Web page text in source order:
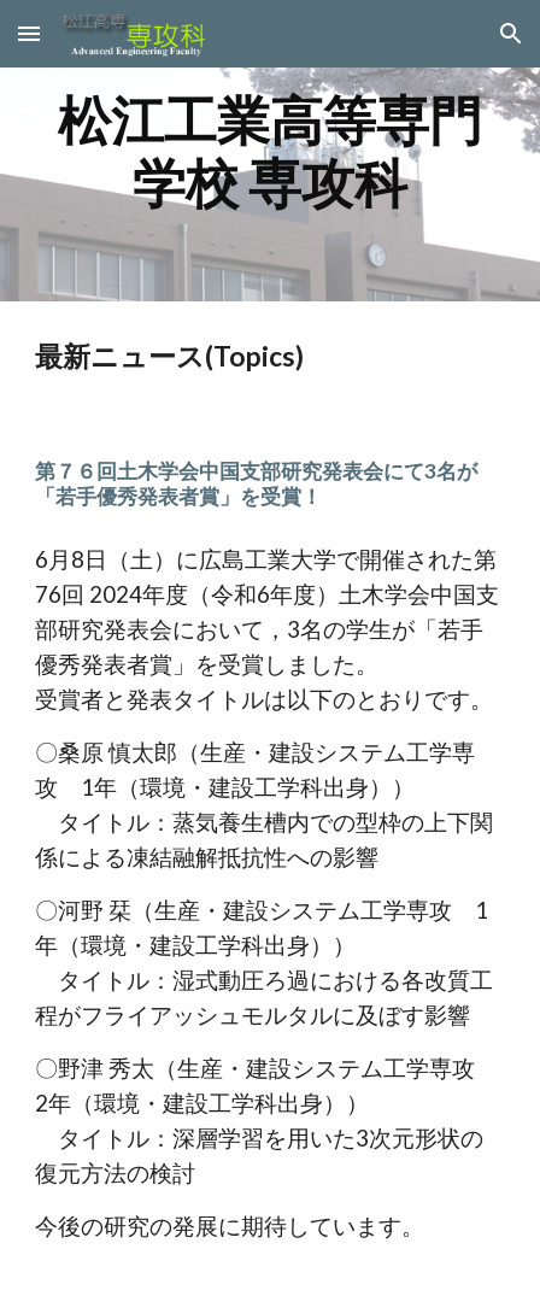
Skip to main content Skip to navigation
松江工業高等専門
学校 専攻科
最新ニュース(Topics)
第７６回土木学会中国支部研究発表会にて3名が
「若手優秀発表者賞」を受賞！
6月8日（土）に広島工業大学で開催された第
76回 2024年度（令和6年度）土木学会中国支
部研究発表会において，3名の学生が「若手
優秀発表者賞」を受賞しました。
受賞者と発表タイトルは以下のとおりです。
〇桑原 慎太郎（生産・建設システム工学専
攻 1年（環境・建設工学科出身））
タイトル：蒸気養生槽内での型枠の上下関
係による凍結融解抵抗性への影響
〇河野 栞（生産・建設システム工学専攻 1
年（環境・建設工学科出身））
タイトル：湿式動圧ろ過における各改質工
程がフライアッシュモルタルに及ぼす影響
〇野津 秀太（生産・建設システム工学専攻
2年（環境・建設工学科出身））
タイトル：深層学習を用いた3次元形状の
復元方法の検討
今後の研究の発展に期待しています。